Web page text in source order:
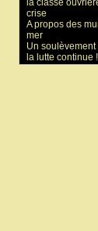
la classe
crise
A propos des
mer
Un soulèvement
la lutte continue !